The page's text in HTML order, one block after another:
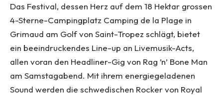
Das Festival, dessen Herz auf dem 18 Hektar grossen
4-Sterne-Campingplatz Camping de la Plage in
Grimaud am Golf von Saint-Tropez schlägt, bietet
ein beeindruckendes Line-up an Livemusik-Acts,
allen voran den Headliner-Gig von Rag ’n’ Bone Man
am Samstagabend. Mit ihrem energiegeladenen
Sound werden die schwedischen Rocker von Royal